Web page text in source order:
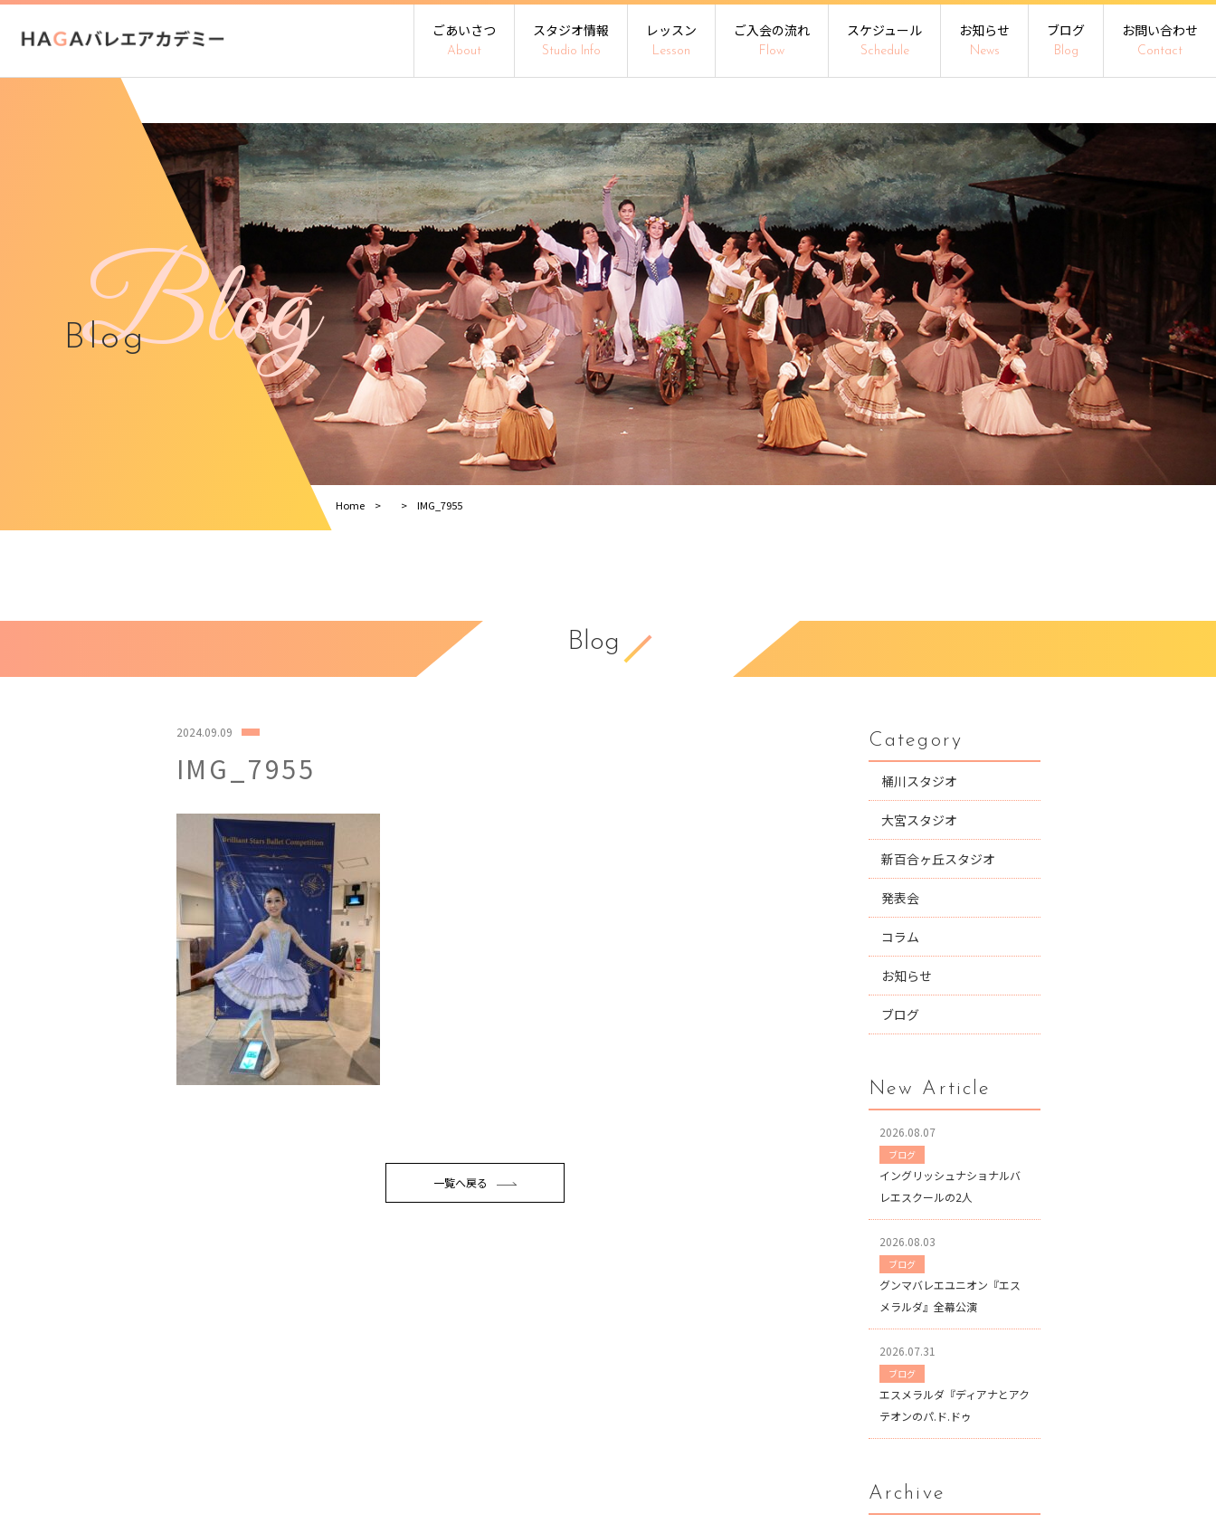
ごあいさつ
About
スタジオ情報
Studio Info
レッスン
Lesson
ご入会の流れ
Flow
スケジュール
Schedule
お知らせ
News
ブログ
Blog
お問い合わせ
Contact
Blog
Blog
Home IMG_7955
Blog
2024.09.09
IMG_7955
一覧へ戻る
Category
桶川スタジオ
大宮スタジオ
新百合ヶ丘スタジオ
発表会
コラム
お知らせ
ブログ
New Article
2026.08.07
ブログ
イングリッシュナショナルバ
レエスクールの2人
2026.08.03
ブログ
グンマバレエユニオン『エス
メラルダ』全幕公演
2026.07.31
ブログ
エスメラルダ『ディアナとアク
テオンのパ.ド.ドゥ
Archive